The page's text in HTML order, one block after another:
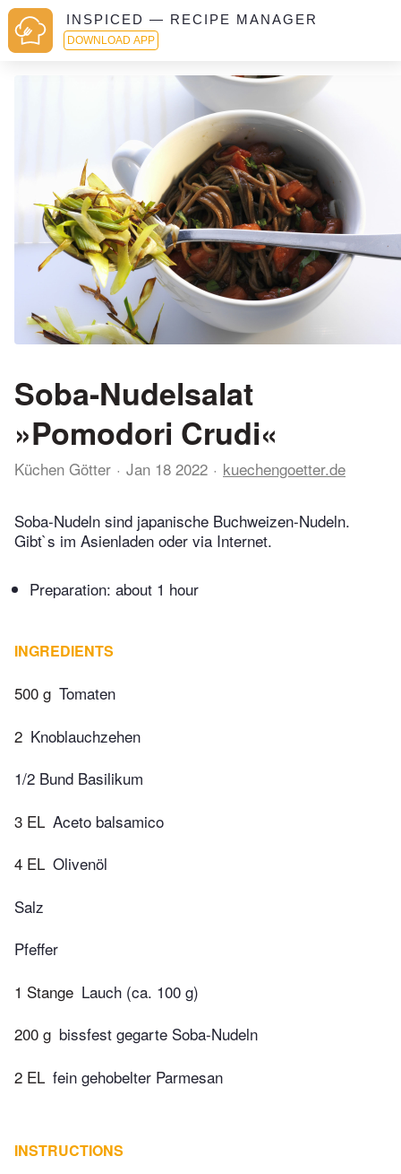
INSPICED — RECIPE MANAGER
DOWNLOAD APP
Soba-Nudelsalat
»Pomodori Crudi«
Küchen Götter Jan 18 2022 kuechengoetter.de
Soba-Nudeln sind japanische Buchweizen-Nudeln.
Gibt`s im Asienladen oder via Internet.
Preparation: about 1 hour
INGREDIENTS
500 g Tomaten
2 Knoblauchzehen
1/2 Bund Basilikum
3 EL Aceto balsamico
4 EL Olivenöl
Salz
Pfeffer
1 Stange Lauch (ca. 100 g)
200 g bissfest gegarte Soba-Nudeln
2 EL fein gehobelter Parmesan
INSTRUCTIONS